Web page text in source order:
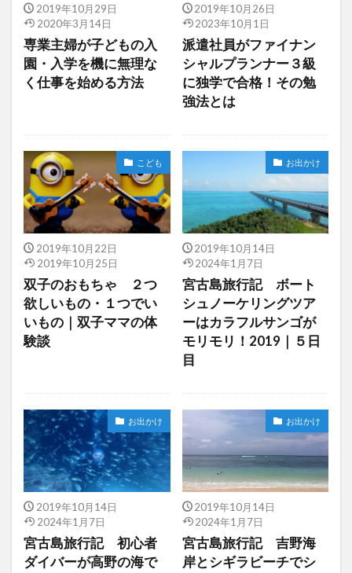
2019年10月29日
2020年3月14日
専業主婦が子どもの入
園・入学を機に無理な
く仕事を始める方法
2019年10月26日
2023年10月1日
派遣社員がファイナン
シャルプランナー３級
に独学で合格！その勉
強法とは
こども
2019年10月22日
2019年10月25日
双子のおもちゃ ２つ
欲しいもの・１つでい
いもの｜双子ママの体
験談
お出かけ
2019年10月14日
2024年1月7日
宮古島旅行記 ボート
シュノーケリングツア
ーはカラフルサンゴが
モリモリ！2019｜５日
目
お出かけ
2019年10月14日
2024年1月7日
宮古島旅行記 初心者
ダイバーが高野の海で
お出かけ
2019年10月14日
2024年1月7日
宮古島旅行記 吉野海
岸とシギラビーチでシ